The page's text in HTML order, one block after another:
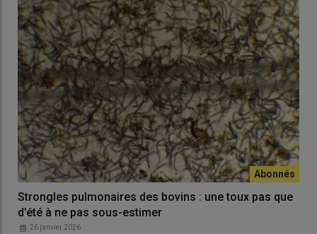
Strongles pulmonaires des bovins : une toux pas que
d’été à ne pas sous-estimer
26 janvier 2026